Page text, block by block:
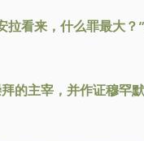
看来，什么罪最大
的主宰，并作证穆罕